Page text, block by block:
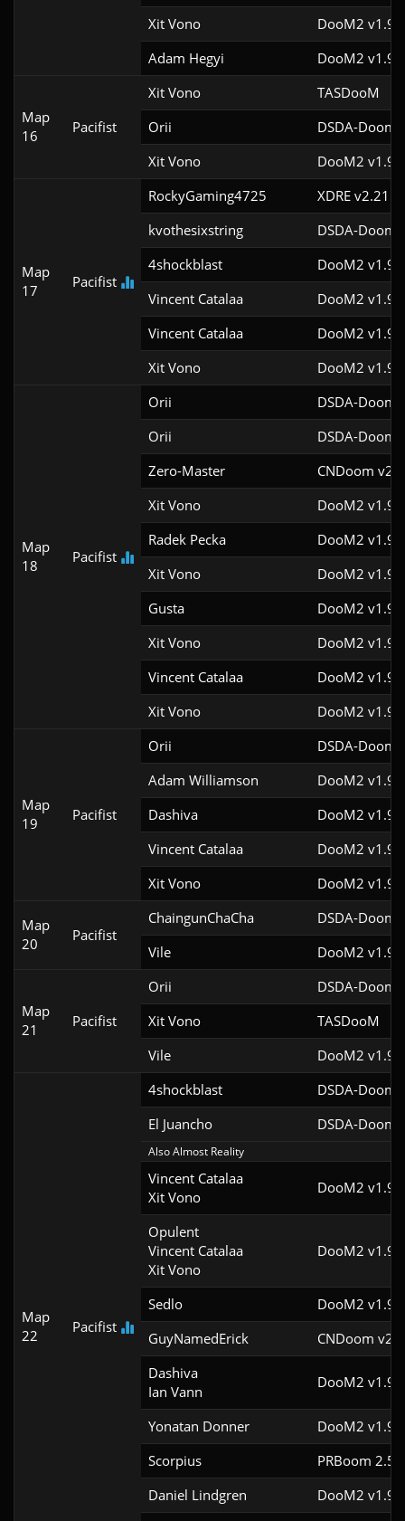
Xit Vono
DooM2 v1.9f
Adam Hegyi
DooM2 v1.9f
Map
16
Pacifist
Xit Vono
TASDooM
Orii
DSDA-Doom
Xit Vono
DooM2 v1.9f
Map
17
Pacifist
RockyGaming4725
XDRE v2.21
kvothesixstring
DSDA-Doom
4shockblast
DooM2 v1.9
Vincent Catalaa
DooM2 v1.9f
Vincent Catalaa
DooM2 v1.9f
Xit Vono
DooM2 v1.9f
Map
18
Pacifist
Orii
DSDA-Doom
Orii
DSDA-Doom
Zero-Master
CNDoom
Xit Vono
DooM2 v1.9f
Radek Pecka
DooM2 v1.9f
Xit Vono
DooM2 v1.9f
Gusta
DooM2 v1.9
Xit Vono
DooM2 v1.9f
Vincent Catalaa
DooM2 v1.9f
Xit Vono
DooM2 v1.9f
Map
19
Pacifist
Orii
DSDA-Doom
Adam Williamson
DooM2 v1.9f
Dashiva
DooM2 v1.9f
Vincent Catalaa
DooM2 v1.9f
Xit Vono
DooM2 v1.9f
Map
20
Pacifist
ChaingunChaCha
DSDA-Doom
Vile
DooM2 v1.9f
Map
21
Pacifist
Orii
DSDA-Doom
Xit Vono
TASDooM
Vile
DooM2 v1.9f
Map
22
Pacifist
4shockblast
DSDA-Doom
El Juancho
DSDA-Doom
Also Almost Reality
Vincent Catalaa
Xit Vono
DooM2 v1.9f
Opulent
Vincent Catalaa
Xit Vono
DooM2 v1.9f
Sedlo
DooM2 v1.9f
GuyNamedErick
CNDoom
Dashiva
Ian Vann
DooM2 v1.9f
Yonatan Donner
DooM2 v1.9f
Scorpius
PRBoom
Daniel Lindgren
DooM2 v1.9f